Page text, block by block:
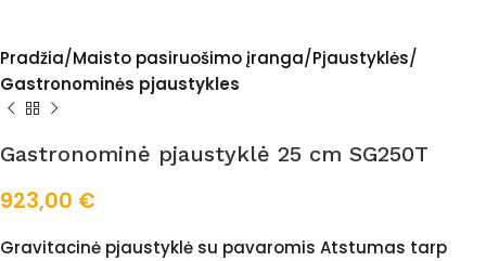
Pradžia Maisto pasiruošimo įranga Pjaustyklės
Gastronominės pjaustykles
Gastronominė pjaustyklė 25 cm SG250T
923,00 €
Gravitacinė pjaustyklė su pavaromis Atstumas tarp